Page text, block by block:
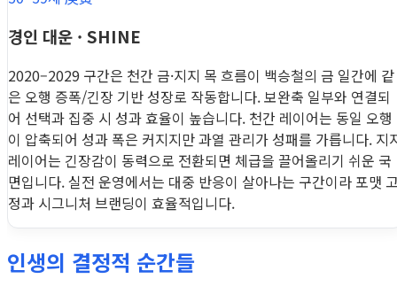
경인 대운 · SHINE
2020–2029 구간은 천간 금·지지 목 흐름이 백승철의 금 일간에 같
은 오행 증폭/긴장 기반 성장로 작동합니다. 보완축 일부와 연결되
어 선택과 집중 시 성과 효율이 높습니다. 천간 레이어는 동일 오행
이 압축되어 성과 폭은 커지지만 과열 관리가 성패를 가릅니다. 지
레이어는 긴장감이 동력으로 전환되면 체급을 끌어올리기 쉬운 국
면입니다. 실전 운영에서는 대중 반응이 살아나는 구간이라 포맷
정과 시그니처 브랜딩이 효율적입니다.
인생의 결정적 순간들